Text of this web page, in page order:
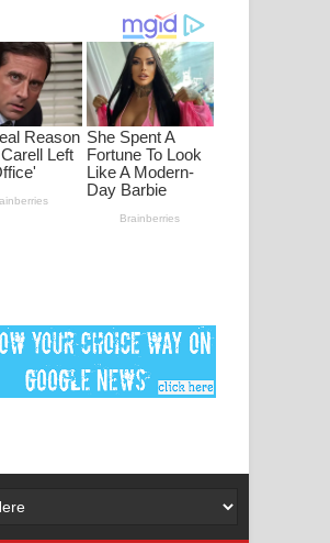
ගීතයේ පද පෙළ
Ankeliya Song Lyrics - අංකෙළිය ගීතයේ
පද පෙළ
DEAR GOD Song Lyrics - ඩියර් ගෝඩ්
මනමාල කතා ගීතයේ පද පෙළ
Dai Dai Lyrics - Shakira, Burna Boy |
අම්මා ගීතයේ පද පෙළ